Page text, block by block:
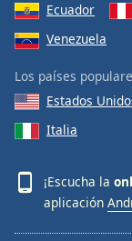
Ecuador
Venezuela
Los países
Estados
Italia
¡Escucha la
aplicación